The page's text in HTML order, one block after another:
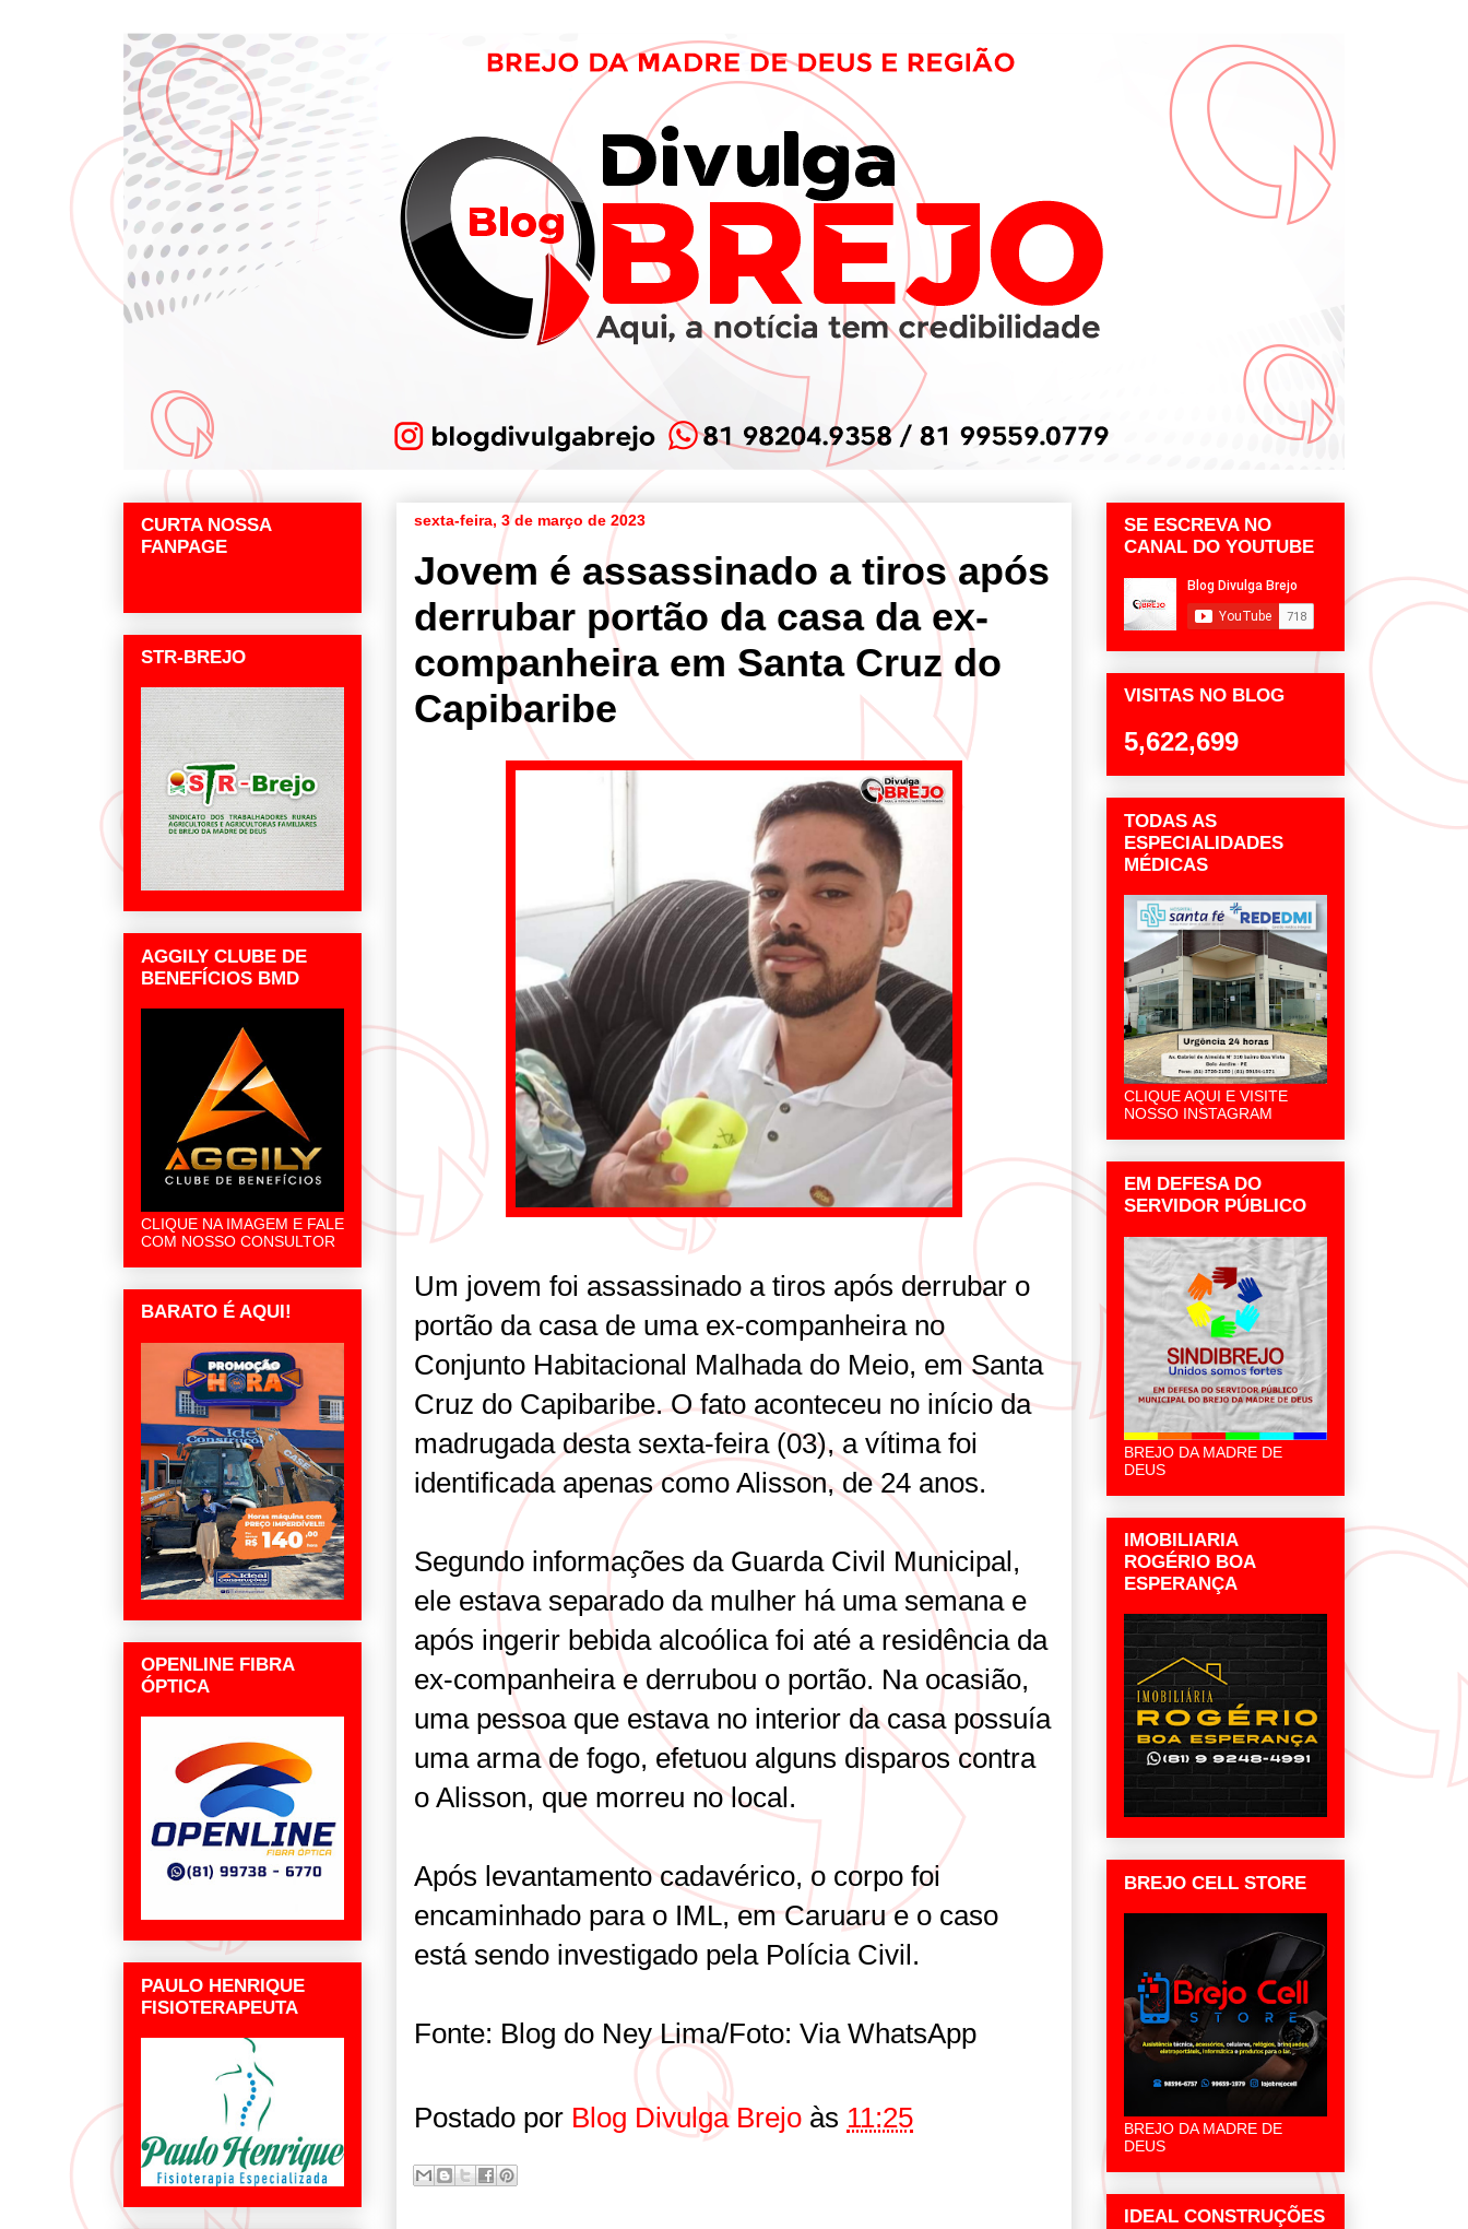
sexta-feira, 3 de março de 2023
Jovem é assassinado a tiros após
derrubar portão da casa da ex-
companheira em Santa Cruz do
Capibaribe
Um jovem foi assassinado a tiros após derrubar o
portão da casa de uma ex-companheira no
Conjunto Habitacional Malhada do Meio, em Santa
Cruz do Capibaribe. O fato aconteceu no início da
madrugada desta sexta-feira (03), a vítima foi
identificada apenas como Alisson, de 24 anos.
Segundo informações da Guarda Civil Municipal,
ele estava separado da mulher há uma semana e
após ingerir bebida alcoólica foi até a residência da
ex-companheira e derrubou o portão. Na ocasião,
uma pessoa que estava no interior da casa possuía
uma arma de fogo, efetuou alguns disparos contra
o Alisson, que morreu no local.
Após levantamento cadavérico, o corpo foi
encaminhado para o IML, em Caruaru e o caso
está sendo investigado pela Polícia Civil.
Fonte: Blog do Ney Lima/Foto: Via WhatsApp
Postado por Blog Divulga Brejo às 11:25
CURTA NOSSA
FANPAGE
STR-BREJO
AGGILY CLUBE DE
BENEFÍCIOS BMD
CLIQUE NA IMAGEM E FALE
COM NOSSO CONSULTOR
BARATO É AQUI!
OPENLINE FIBRA
ÓPTICA
PAULO HENRIQUE
FISIOTERAPEUTA
SE ESCREVA NO
CANAL DO YOUTUBE
VISITAS NO BLOG
5,622,699
TODAS AS
ESPECIALIDADES
MÉDICAS
CLIQUE AQUI E VISITE
NOSSO INSTAGRAM
EM DEFESA DO
SERVIDOR PÚBLICO
BREJO DA MADRE DE
DEUS
IMOBILIARIA
ROGÉRIO BOA
ESPERANÇA
BREJO CELL STORE
BREJO DA MADRE DE
DEUS
IDEAL CONSTRUÇÕES